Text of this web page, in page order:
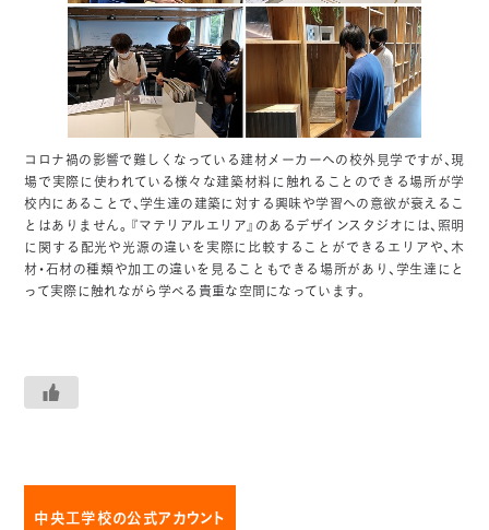
コロナ禍の影響で難しくなっている建材メーカーへの校外見学ですが、現
場で実際に使われている様々な建築材料に触れることのできる場所が学
校内にあることで、学生達の建築に対する興味や学習への意欲が衰えるこ
とはありません。『マテリアルエリア』のあるデザインスタジオには、照明
に関する配光や光源の違いを実際に比較することができるエリアや、木
材・石材の種類や加工の違いを見ることもできる場所があり、学生達にと
って実際に触れながら学べる貴重な空間になっています。
中央工学校の公式アカウント